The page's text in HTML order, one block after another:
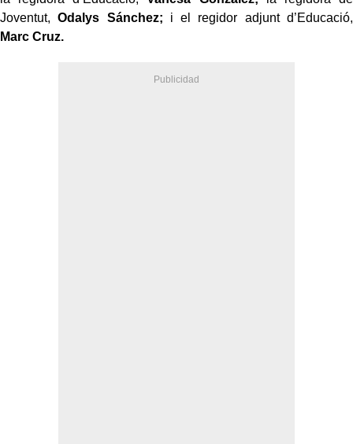
Joventut,Odalys Sánchez; i el regidor adjunt d’Educació,
Marc Cruz.